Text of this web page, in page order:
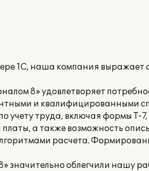
1С, наша компания выражает
8» удовлетворяет
и квалифицированными
труда, включая формы Т-7,
а также возможность
расчета.
облегчили нашу